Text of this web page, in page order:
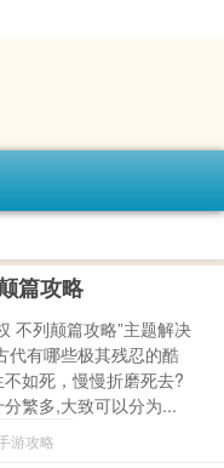
篇攻略
不列颠篇攻略”主题解决
代有哪些极其残忍的酷
如死，慢慢折磨死去?
繁多,大致可以分为...
游攻略